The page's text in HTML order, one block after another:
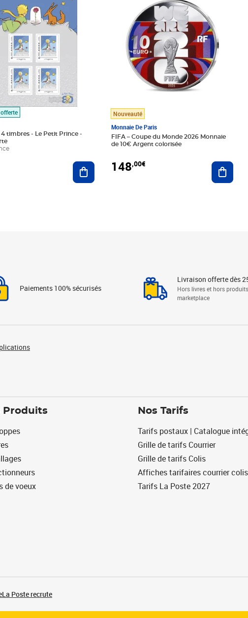
timbres - Le Petit Prince -
Ajouter au panier
Nouveauté
Monnaie De Paris
FIFA – Coupe du Monde 2026 Monnaie
de 10€ Argent colorisée
148,00€
Paiements 100% sécurisés
Livraison offerte dès
Hors livres et hors produits
marketplace
Produits
de voeux
Nos Tarifs
Tarifs postaux | Catalogue
Grille de tarifs Courrier
Grille de tarifs Colis
Affiches tarifaires courrier colis
Tarifs La Poste 2027
La Poste recrute